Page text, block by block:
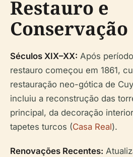
Restauro e
Conservação
Séculos XIX–XX: Após
restauro começou em 1861,
restauração neo-gótica de
incluiu a reconstrução das
principal, da decoração
tapetes turcos (Casa Real).
Renovações Recentes: